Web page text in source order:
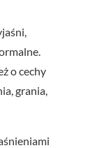
o cechy
grania,